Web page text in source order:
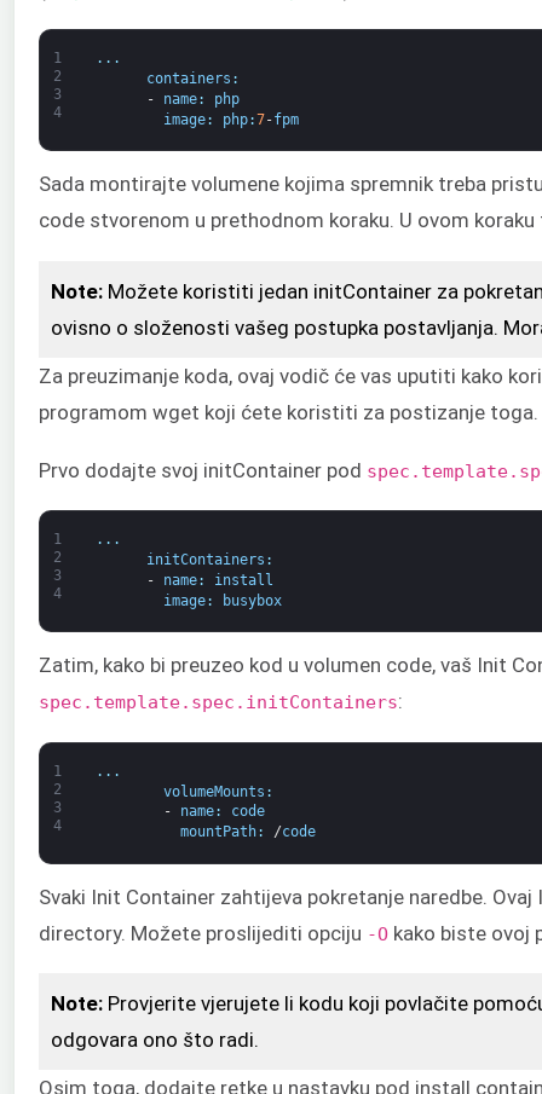
1
2
3
4
. . .
containers :
-
name:
php
image: php:7-fpm
Sada montirajte volumene kojima spremnik treba
code stvorenom u prethodnom koraku. U ovom
Note: Možete koristiti jedan initContainer za
ovisno o složenosti vašeg postupka postavljanja.
Za preuzimanje koda, ovaj vodič će vas uputiti kako
programom wget koji ćete koristiti za postizanje toga.
Prvo dodajte svoj initContainer pod
1
2
3
4
. . .
initContainers :
-
name:
install
image: busybox
Zatim, kako bi preuzeo kod u volumen code, vaš Init
spec.template.spec.initContainers:
1
2
3
4
. . .
volumeMounts :
-
name:
code
mountPath: /code
Svaki Init Container zahtijeva pokretanje naredbe.
directory. Možete proslijediti opciju -O kako biste ovoj
Note: Provjerite vjerujete li kodu koji povlačite
odgovara ono što radi.
Osim toga, dodajte retke u nastavku pod install